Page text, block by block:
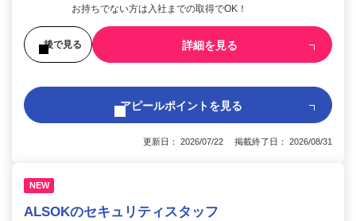
お持ちでない方は入社までの取得でOK！
後で見る 詳細を見る
アピールポイントを見る
更新日： 2026/07/22 掲載終了日： 2026/08/31
NEW
ALSOKのセキュリティスタッフ